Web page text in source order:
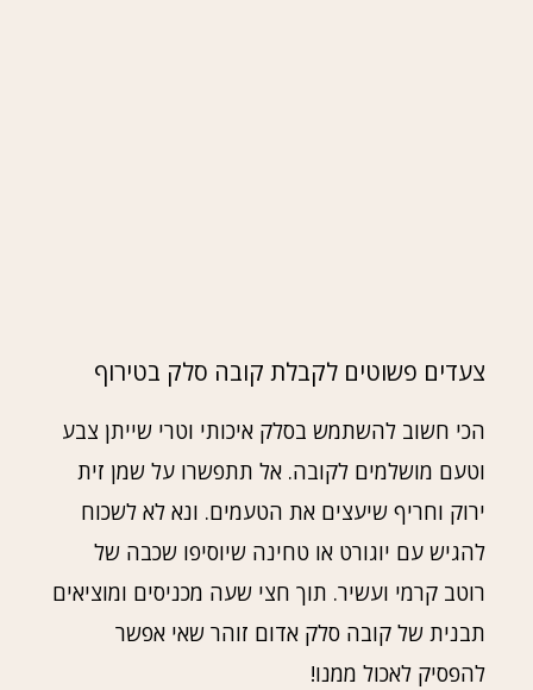
צעדים פשוטים לקבלת קובה סלק בטירוף
הכי חשוב להשתמש בסלק איכותי וטרי שייתן צבע
וטעם מושלמים לקובה. אל תתפשרו על שמן זית
ירוק וחריף שיעצים את הטעמים. ונא לא לשכוח
להגיש עם יוגורט או טחינה שיוסיפו שכבה של
רוטב קרמי ועשיר. תוך חצי שעה מכניסים ומוציאים
תבנית של קובה סלק אדום זוהר שאי אפשר
להפסיק לאכול ממנו!